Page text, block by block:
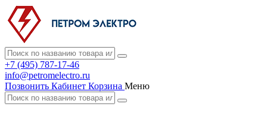
+7 (495) 787-17-46
info@petromelectro.ru
Позвонить Кабинет Корзина Меню